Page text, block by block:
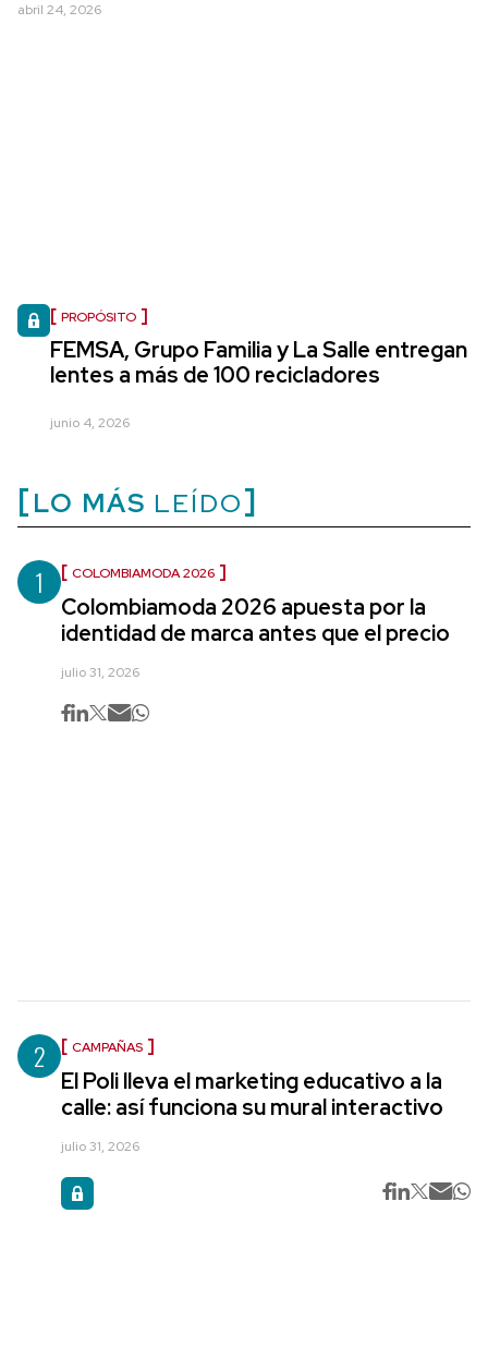
abril 24, 2026
PROPÓSITO
FEMSA, Grupo Familia y La Salle entregan
lentes a más de 100 recicladores
junio 4, 2026
LO MÁS LEÍDO
1 COLOMBIAMODA 2026
Colombiamoda 2026 apuesta por la
identidad de marca antes que el precio
julio 31, 2026
2 CAMPAÑAS
El Poli lleva el marketing educativo a la
calle: así funciona su mural interactivo
julio 31, 2026